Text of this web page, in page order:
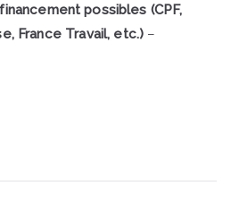
possibles (CPF,
France Travail, etc.) –